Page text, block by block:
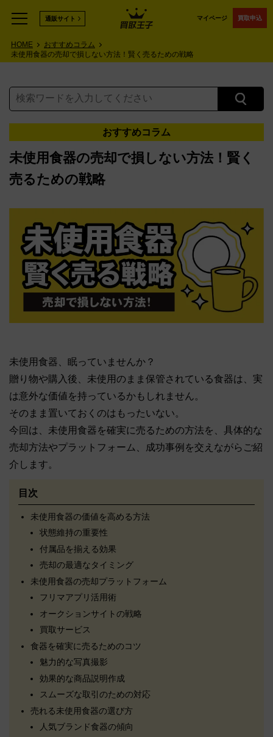
マイページ 買取申込
通販サイト
HOME
おすすめコラム
未使用食器の売却で損しない方法！賢く売るための戦略
おすすめコラム
未使用食器の売却で損しない方法！賢く
売るための戦略
未使用食器、眠っていませんか？
贈り物や購入後、未使用のまま保管されている食器は、実
は意外な価値を持っているかもしれません。
そのまま置いておくのはもったいない。
今回は、未使用食器を確実に売るための方法を、具体的な
売却方法やプラットフォーム、成功事例を交えながらご紹
介します。
目次
未使用食器の価値を高める方法
状態維持の重要性
付属品を揃える効果
売却の最適なタイミング
未使用食器の売却プラットフォーム
フリマアプリ活用術
オークションサイトの戦略
買取サービス
食器を確実に売るためのコツ
魅力的な写真撮影
効果的な商品説明作成
スムーズな取引のための対応
売れる未使用食器の選び方
人気ブランド食器の傾向